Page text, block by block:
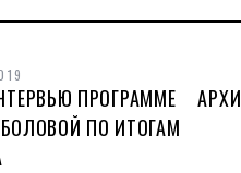
ПРОГРАММЕ
ПО ИТОГАМ